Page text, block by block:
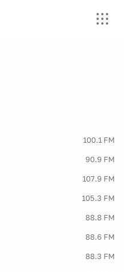
100.1 FM
90.9 FM
107.9 FM
105.3 FM
88.8 FM
88.6 FM
88.3 FM